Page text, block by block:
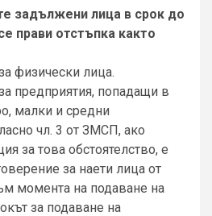
задължени лица в срок до
прави отстъпка както
физически лица.
предприятия, попадащи в
малки и средни
чл. 3 от ЗМСП, ако
за това обстоятелство, е
за наети лица от
момента на подаване на
за подаване на